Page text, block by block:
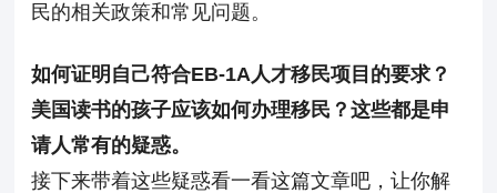
民的相关政策和常见问题。
如何证明自己符合EB-1A人才移民项目的要求？
美国读书的孩子应该如何办理移民？这些都是申
请人常有的疑惑。
接下来带着这些疑惑看一看这篇文章吧，让你解